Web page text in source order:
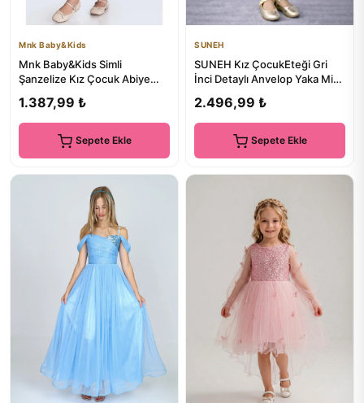
Mnk Baby&Kids
Mnk Baby&Kids Simli
Şanzelize Kız Çocuk Abiye
1.387,99 ₺
Sepete Ekle
SUNEH
SUNEH Kız ÇocukEteği Gri
İnci Detaylı Anvelop Yaka Mini
2.496,99 ₺
Sepete Ekle